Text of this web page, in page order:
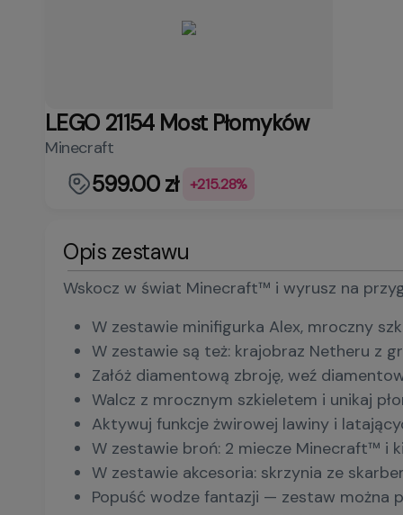
LEGO 21154 Most Płomyków
Minecraft
599.00 zł +215.28%
Opis zestawu
Wskocz w świat Minecraft™ i wyrusz na
W zestawie minifigurka Alex, mroczny
W zestawie są też: krajobraz Netheru z
Załóż diamentową zbroję, weź
Walcz z mrocznym szkieletem i unikaj
Aktywuj funkcje żwirowej lawiny i
W zestawie broń: 2 miecze Minecraft™ i
W zestawie akcesoria: skrzynia ze
Popuść wodze fantazji — zestaw można